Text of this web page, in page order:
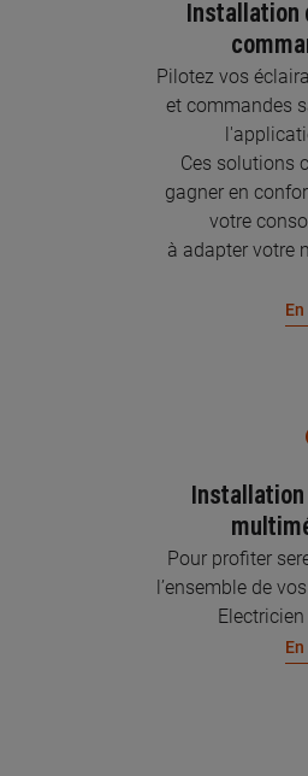
Installation
Pilotez vos
et commandes
Ces solutions
gagner en
votre
à adapter votre
Installation
Pour profiter
l’ensemble de